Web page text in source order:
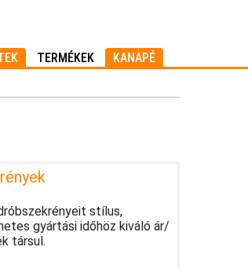
TERMÉKEK KANAPÉ
stílus,
gyártási időhöz kiváló ár/
társul.